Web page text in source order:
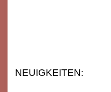
NEUIGKEITEN: